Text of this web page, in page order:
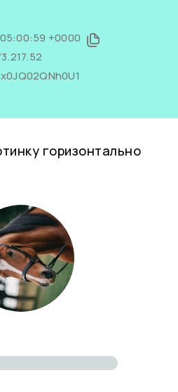
+0000
x0JQ02QNh0U1
горизонтально